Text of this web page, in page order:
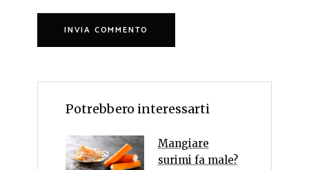
Potrebbero interessarti
Mangiare
surimi fa male?